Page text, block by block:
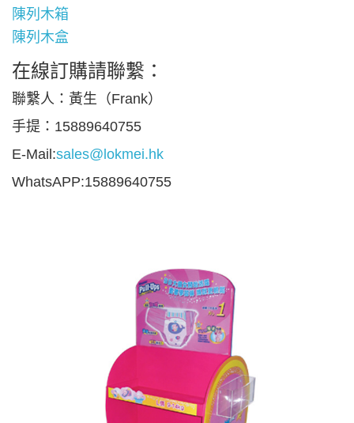
陳列木箱
陳列木盒
在線訂購請聯繫：
聯繫人：黃生（Frank）
手提：15889640755
E-Mail:sales@lokmei.hk
WhatsAPP:15889640755